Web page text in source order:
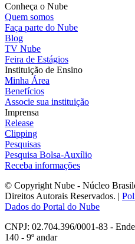
Conheça o Nube
Quem somos
Faça parte do Nube
Blog
TV Nube
Feira de Estágios
Instituição de Ensino
Minha Área
Benefícios
Associe sua instituição
Imprensa
Release
Clipping
Pesquisas
Pesquisa Bolsa-Auxílio
Receba informações
© Copyright Nube - Núcleo
Direitos Autorais Reservados. |
Dados do Portal do Nube
CNPJ: 02.704.396/0001-83 -
140 - 9º andar